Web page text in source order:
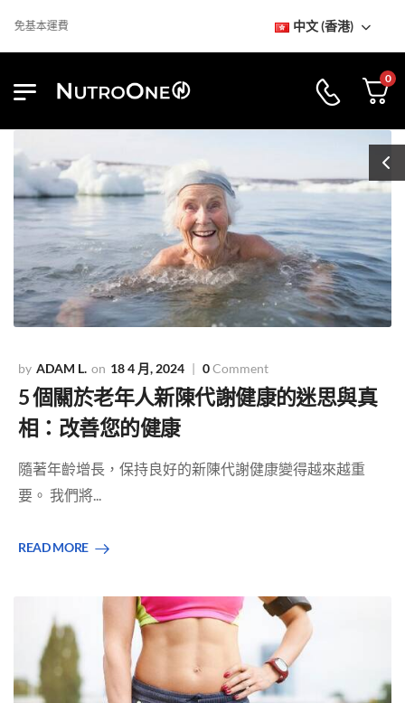
基本運費 中文 (香港)
0
ADAM L. 18 4 月, 2024 0Comment
5 個關於老年人新陳代謝健康的迷思與真
相：改善您的健康
隨著年齡增長，保持良好的新陳代謝健康變得越來越重
要。 我們將...
READ MORE